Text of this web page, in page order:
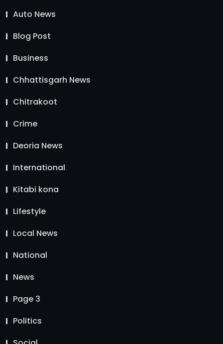
Auto News
Blog Post
Business
Chhattisgarh News
Chitrakoot
Crime
Deoria News
International
Kitabi kona
Lifestyle
Local News
National
News
Page 3
Politics